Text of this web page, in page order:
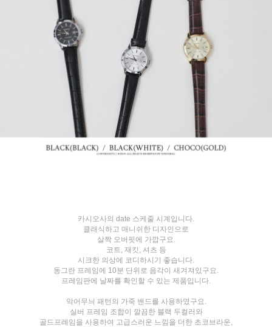
카시오사의 date 스케줄 시계입니다.
클래식하고 매니쉬한 디자인으로
살짝 오버핏에 가깝구요.
코트, 재킷, 셔츠 등
시크한 의상에 코디하시기 좋습니다.
동그란 프레임에 10분 단위로 음각이 새겨져있구요.
프레임판에 날짜를 확인할 수 있는 제품입니다.
악어무늬 패턴의 가죽 밴드를 사용하였구요.
실버 프레임 조합이 깔끔한 블랙 두컬러와
골드프레임을 사용하여 고급스러운 느낌을 더한 초코브라운,